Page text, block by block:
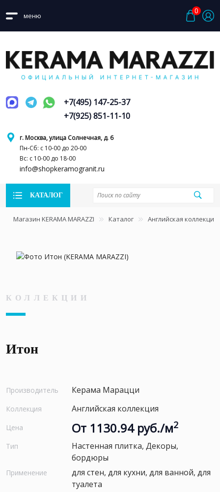
меню
0
г. Москва, улица Солнечная, д. 6
Пн-Сб: с 10-00 до 20-00
Вс: с 10-00 до 18-00
info@shopkeramogranit.ru
+7(495) 147-25-37
+7(925) 851-11-10
КАТАЛОГ
Магазин KERAMA MARAZZI Каталог Английская коллекция
КОЛЛЕКЦИИ
Итон
Производитель Керама Марацци
Коллекция Английская коллекция
Цена От 1130.94 руб./м2
Тип
Настенная плитка, Декоры,
бордюры
Применение
для стен, для кухни, для ванной, для
туалета